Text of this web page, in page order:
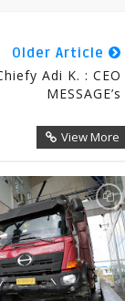
Older Article
Adi K. : CEO
MESSAGE’s
View More